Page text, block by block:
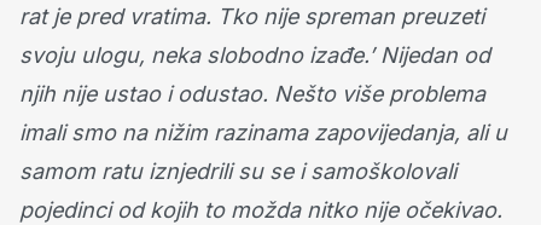
rat je pred vratima. Tko nije spreman preuzeti
svoju ulogu, neka slobodno izađe.’ Nijedan od
njih nije ustao i odustao. Nešto više problema
imali smo na nižim razinama zapovijedanja, ali u
samom ratu iznjedrili su se i samoškolovali
pojedinci od kojih to možda nitko nije očekivao.